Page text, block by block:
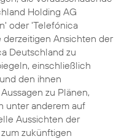
Holding AG
oder 'Telefónica
Ansichten der
Deutschland zu
einschließlich
den ihnen
zu Plänen,
unter anderem auf
Aussichten der
zukünftigen